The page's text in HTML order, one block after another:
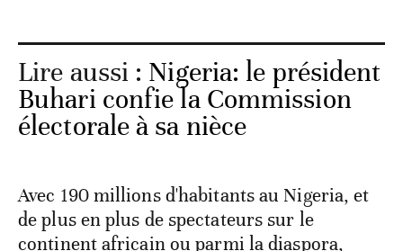
Lire aussi : Nigeria: le président
Buhari confie la Commission
électorale à sa nièce
Avec 190 millions d'habitants au Nigeria, et
de plus en plus de spectateurs sur le
continent africain ou parmi la diaspora,